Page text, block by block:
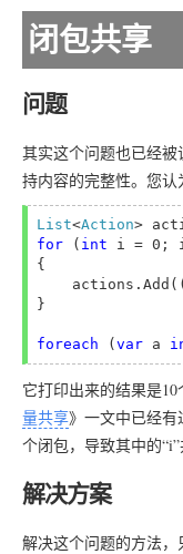
闭包共享
问题
其实这个问题也已经
持内容的完整性。您认
List<Action>
for
( int i = 0; i
{
}
foreach ( var a
它打印出来的结果是
量共享》一文中已经有
个闭包，导致其中的“i”
解决方案
解决这个问题的方法，